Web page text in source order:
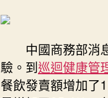
中國商務部消
驗。到巡迴健康管
餐飲發賣額增加了